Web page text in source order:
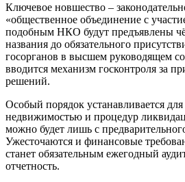
Ключевое новшество –
«общественное объединение с
подобным НКО будут предъявлены
названия до обязательного
госорганов в высшем руководящем
вводится механизм госконтроля за
решений.
Особый порядок устанавливается
недвижимостью и процедур
можно будет лишь с
Ужесточаются и финансовые
станет обязательным ежегодный
отчетность.